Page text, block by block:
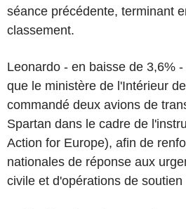
séance précédente, terminant
classement.
Leonardo - en baisse de 3,6%
que le ministère de l'Intérieur
commandé deux avions de
Spartan dans le cadre de
Action for Europe), afin de
nationales de réponse aux
civile et d'opérations de